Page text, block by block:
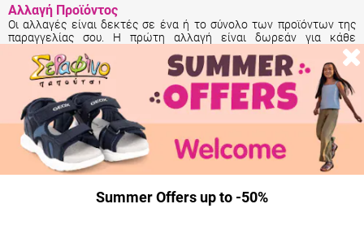
Αλλαγή Προϊόντος
Οι αλλαγές είναι δεκτές σε ένα ή το σύνολο των προϊόντων της
παραγγελίας σου. Η πρώτη αλλαγή είναι δωρεάν για κάθε
παραγγελία. Αναλυτικά
Επιστροφή Προϊόντος
Η επιστροφή σε ένα ή το σύνολο των προϊόντων της παραγγελίας
σου γίνεται εντός 14 ημερών από την παραλαβή της. Αναλυτικά
εδώ
Επιστροφή ΧρημάτωνSummer Offers up to -50%